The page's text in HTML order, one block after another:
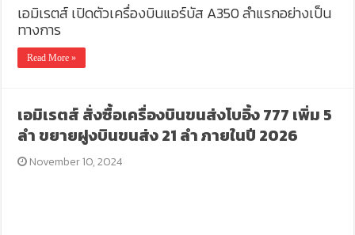
เอมิเรตส์ เปิดตัวเครื่องบินแอร์บัส A350 ลำแรกอย่างเป็น
ทางการ
Read More »
เอมิเรตส์ สั่งซื้อเครื่องบินขนส่งโบอิ้ง 777 เพิ่ม 5
ลำ ขยายฝูงบินขนส่ง 21 ลำ ภายในปี 2026
November 10, 2024